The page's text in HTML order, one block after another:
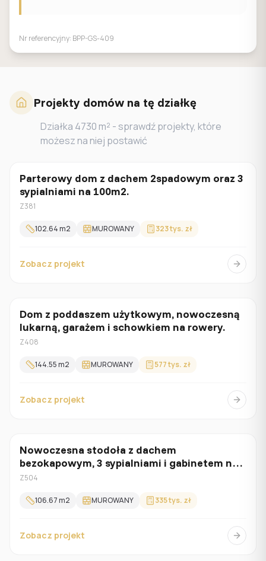
Nr referencyjny: BPP-GS-409
Projekty domów na tę działkę
Działka 4730 m² - sprawdź projekty, które
możesz na niej postawić
Parterowy
Parterowy dom z dachem 2spadowym oraz 3
sypialniami na 100m2.
Z381
102.64m2 MUROWANY 323 tys. zł
Zobacz projekt
Z poddaszem
Dom z poddaszem użytkowym, nowoczesną
lukarną, garażem i schowkiem na rowery.
Z408
144.55m2 MUROWANY 577 tys. zł
Zobacz projekt
Parterowy
Nowoczesna stodoła z dachem
bezokapowym, 3 sypialniami i gabinetem na
parterze
Z504
106.67m2 MUROWANY 335 tys. zł
Zobacz projekt